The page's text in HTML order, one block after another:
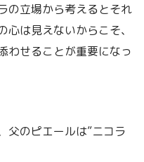
の立場から考えるとそれ
は見えないからこそ、
わせることが重要になっ
父のピエールは”ニコラ